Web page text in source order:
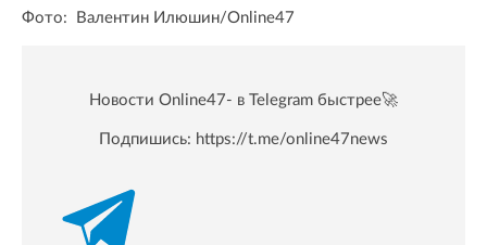
Фото: Валентин Илюшин/Online47
Новости Online47- в Telegram быстрее🚀
Подпишись: https://t.me/online47news